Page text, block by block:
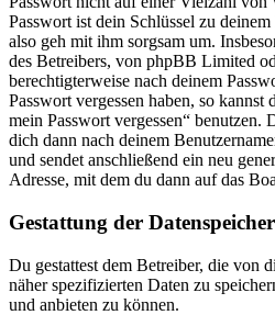
Passwort ist dein Schlüssel zu
also geh mit ihm sorgsam um.
des Betreibers, von phpBB Limited
berechtigterweise nach deinem
Passwort vergessen haben, so
mein Passwort vergessen“
dich dann nach deinem
und sendet anschließend ein neu
Adresse, mit dem du dann auf das
Gestattung der
Du gestattest dem Betreiber, die von
näher spezifizierten Daten zu
und anbieten zu können.